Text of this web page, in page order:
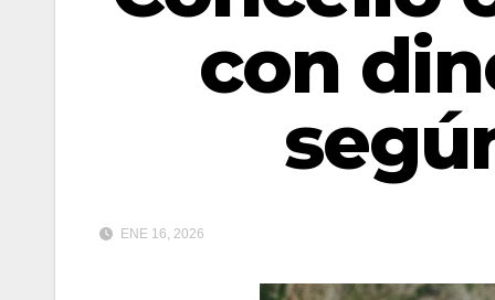
con
ENE 16, 2026